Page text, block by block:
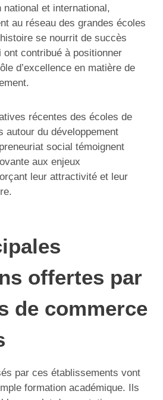
et international,
au réseau des grandes écoles
se nourrit de succès
ont contribué à positionner
d’excellence en matière de
récentes des écoles de
autour du développement
social témoignent
aux enjeux
leur attractivité et leur
offertes par
de commerce
par ces établissements vont
formation académique. Ils